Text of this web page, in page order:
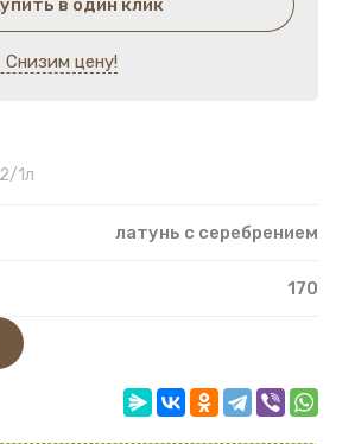
в один клик
цену!
1л
латунь с серебрением
170